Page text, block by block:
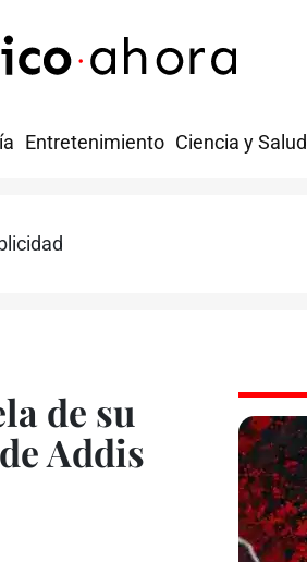
Entretenimiento Ciencia y Salud
de su
Addis